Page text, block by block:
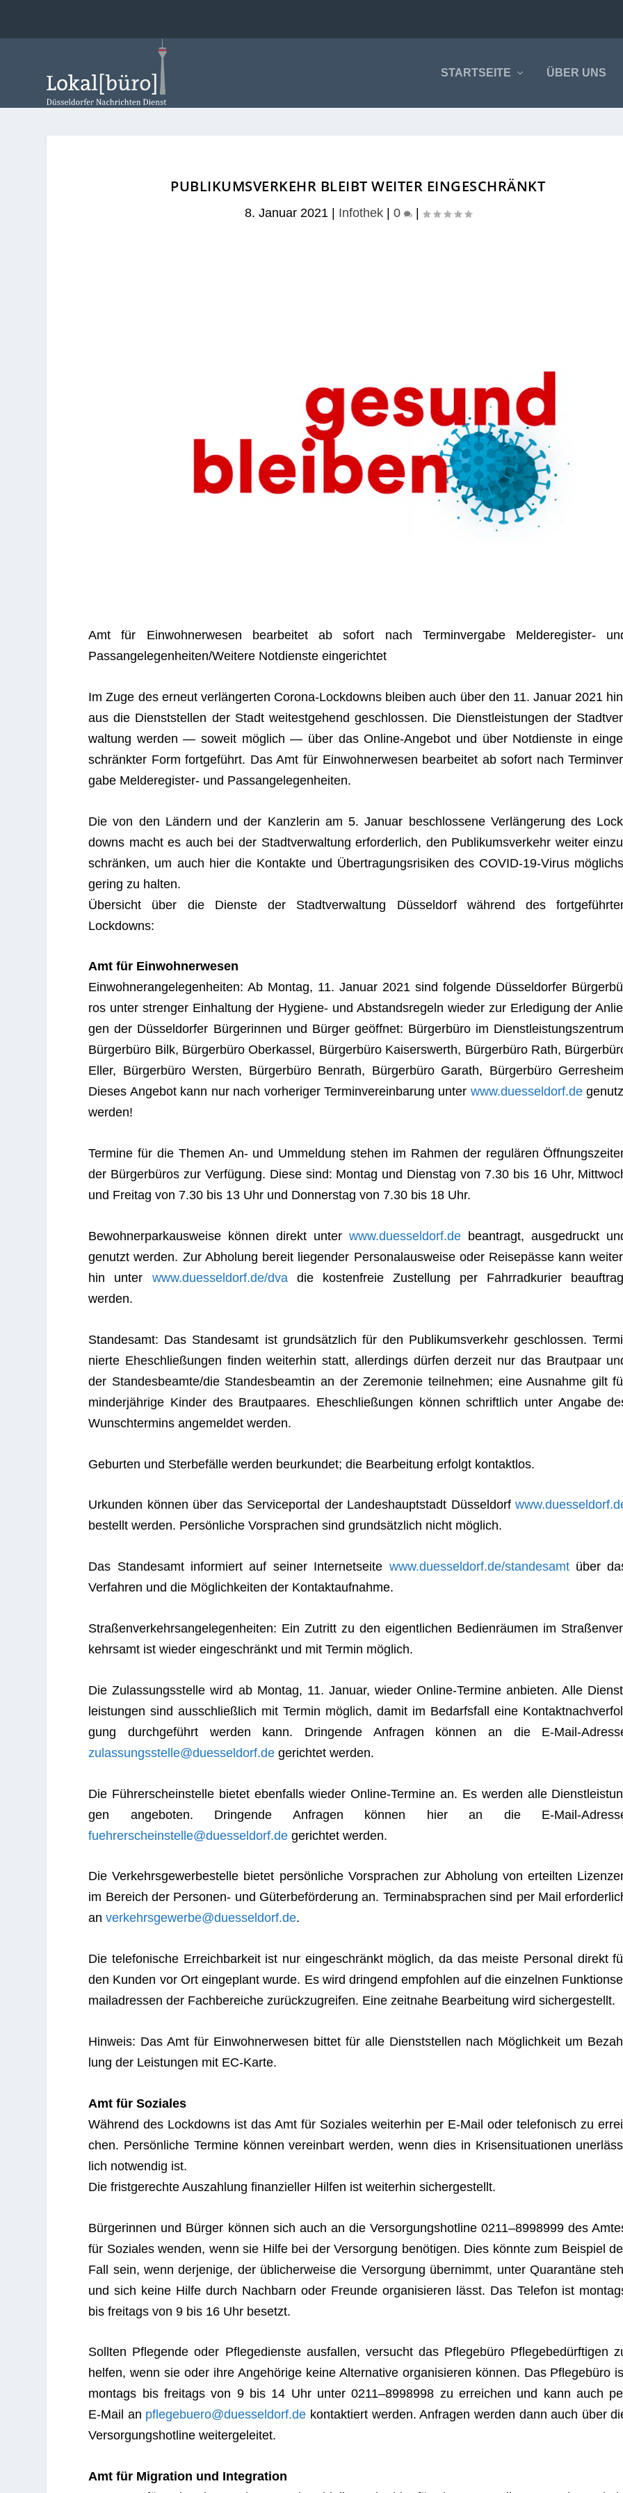
STARTSEITE ÜBER UNS
PUBLIKUMSVERKEHR BLEIBT WEITER EINGESCHRÄNKT
8. Januar 2021| Infothek| 0 |
Amt für Ein­woh­ner­we­sen bear­bei­tet ab sofort nach Ter­min­ver­gabe Mel­de­re­gis­ter-
Passangelegenheiten/Weitere Not­dienste eingerichtet
Im Zuge des erneut ver­län­ger­ten Corona-Lock­downs blei­ben auch über den 11. Januar 2021
aus die Dienst­stel­len der Stadt wei­test­ge­hend geschlos­sen. Die Dienst­leis­tun­gen der
wal­tung wer­den — soweit mög­lich — über das Online-Ange­bot und über Not­dienste in
schränk­ter Form fort­ge­führt. Das Amt für Ein­woh­ner­we­sen bear­bei­tet ab sofort nach
gabe Mel­de­re­gis­ter- und Passangelegenheiten.
Die von den Län­dern und der Kanz­le­rin am 5. Januar beschlos­sene Ver­län­ge­rung des
downs macht es auch bei der Stadt­ver­wal­tung erfor­der­lich, den Publi­kums­ver­kehr wei­ter
schrän­ken, um auch hier die Kon­takte und Über­tra­gungs­ri­si­ken des COVID-19-Virus
gering zu halten.
Über­sicht über die Dienste der Stadt­ver­wal­tung Düs­sel­dorf wäh­rend des
Lockdowns:
Amt für Einwohnerwesen
Ein­woh­ner­an­ge­le­gen­hei­ten: Ab Mon­tag, 11. Januar 2021 sind fol­gende Düs­sel­dor­fer
ros unter stren­ger Ein­hal­tung der Hygiene- und Abstands­re­geln wie­der zur Erle­di­gung der
gen der Düs­sel­dor­fer Bür­ge­rin­nen und Bür­ger geöff­net: Bür­ger­büro im
Bür­ger­büro Bilk, Bür­ger­büro Ober­kas­sel, Bür­ger­büro Kai­sers­werth, Bür­ger­büro Rath,
Eller, Bür­ger­büro Wers­ten, Bür­ger­büro Ben­rath, Bür­ger­büro Garath, Bür­ger­büro
Die­ses Ange­bot kann nur nach vor­he­ri­ger Ter­min­ver­ein­ba­rung unter www.duesseldorf.de
werden!
Ter­mine für die The­men An- und Ummel­dung ste­hen im Rah­men der regu­lä­ren
der Bür­ger­bü­ros zur Ver­fü­gung. Diese sind: Mon­tag und Diens­tag von 7.30 bis 16 Uhr,
und Frei­tag von 7.30 bis 13 Uhr und Don­ners­tag von 7.30 bis 18 Uhr.
Bewoh­ner­park­aus­weise kön­nen direkt unterwww.duesseldorf.de bean­tragt, aus­ge­druckt
genutzt wer­den. Zur Abho­lung bereit lie­gen­der Per­so­nal­aus­weise oder Rei­se­pässe kann
hin unter www.duesseldorf.de/dva die kos­ten­freie Zustel­lung per Fahr­rad­ku­rier
werden.
Stan­des­amt: Das Stan­des­amt ist grund­sätz­lich für den Publi­kums­ver­kehr geschlos­sen.
nierte Ehe­schlie­ßun­gen fin­den wei­ter­hin statt, aller­dings dür­fen der­zeit nur das Braut­paar
der Standesbeamte/die Stan­des­be­am­tin an der Zere­mo­nie teil­neh­men; eine Aus­nahme gilt
min­der­jäh­rige Kin­der des Braut­paa­res. Ehe­schlie­ßun­gen kön­nen schrift­lich unter Angabe
Wunsch­ter­mins ange­mel­det werden.
Gebur­ten und Ster­be­fälle wer­den beur­kun­det; die Bear­bei­tung erfolgt kontaktlos.
Urkun­den kön­nen über das Ser­vice­por­tal der Lan­des­haupt­stadt Düs­sel­dorf
bestellt wer­den. Per­sön­li­che Vor­spra­chen sind grund­sätz­lich nicht möglich.
Das Stan­des­amt infor­miert auf sei­ner Inter­net­seite www.duesseldorf.de/standesamtüber
Ver­fah­ren und die Mög­lich­kei­ten der Kontaktaufnahme.
Stra­ßen­ver­kehrs­an­ge­le­gen­hei­ten: Ein Zutritt zu den eigent­li­chen Bedien­räu­men im
kehrs­amt ist wie­der ein­ge­schränkt und mit Ter­min möglich.
Die Zulas­sungs­stelle wird ab Mon­tag, 11. Januar, wie­der Online-Ter­mine anbie­ten. Alle
leis­tun­gen sind aus­schließ­lich mit Ter­min mög­lich, damit im Bedarfs­fall eine
gung durch­ge­führt wer­den kann. Drin­gende Anfra­gen kön­nen an die E‑Mail-
zulassungsstelle@duesseldorf.de gerich­tet werden.
Die Füh­rer­schein­stelle bie­tet eben­falls wie­der Online-Ter­mine an. Es wer­den alle
gen ange­bo­ten. Drin­gende Anfra­gen kön­nen hier an die E‑Mail-
fuehrerscheinstelle@duesseldorf.de gerich­tet werden.
Die Ver­kehrs­ge­wer­be­stelle bie­tet per­sön­li­che Vor­spra­chen zur Abho­lung von erteil­ten
im Bereich der Per­so­nen- und Güter­be­för­de­rung an. Ter­min­ab­spra­chen sind per Mail
anverkehrsgewerbe@duesseldorf.de.
Die tele­fo­ni­sche Erreich­bar­keit ist nur ein­ge­schränkt mög­lich, da das meiste Per­so­nal direkt
den Kun­den vor Ort ein­ge­plant wurde. Es wird drin­gend emp­foh­len auf die ein­zel­nen
mail­adres­sen der Fach­be­rei­che zurück­zu­grei­fen. Eine zeit­nahe Bear­bei­tung wird sichergestellt.
Hin­weis: Das Amt für Ein­woh­ner­we­sen bit­tet für alle Dienst­stel­len nach Mög­lich­keit um
lung der Leis­tun­gen mit EC-Karte.
Amt für Soziales
Wäh­rend des Lock­downs ist das Amt für Sozia­les wei­ter­hin per E‑Mail oder tele­fo­nisch zu
chen. Per­sön­li­che Ter­mine kön­nen ver­ein­bart wer­den, wenn dies in Kri­sen­si­tua­tio­nen
lich not­wen­dig ist.
Die frist­ge­rechte Aus­zah­lung finan­zi­el­ler Hil­fen ist wei­ter­hin sichergestellt.
Bür­ge­rin­nen und Bür­ger kön­nen sich auch an die Ver­sor­gungs­hot­line 0211–8998999 des
für Sozia­les wen­den, wenn sie Hilfe bei der Ver­sor­gung benö­ti­gen. Dies könnte zum Bei­spiel
Fall sein, wenn der­je­nige, der übli­cher­weise die Ver­sor­gung über­nimmt, unter Qua­ran­täne
und sich keine Hilfe durch Nach­barn oder Freunde orga­ni­sie­ren lässt. Das Tele­fon ist
bis frei­tags von 9 bis 16 Uhr besetzt.
Soll­ten Pfle­gende oder Pfle­ge­dienste aus­fal­len, ver­sucht das Pfle­ge­büro Pfle­ge­be­dürf­ti­gen
hel­fen, wenn sie oder ihre Ange­hö­rige keine Alter­na­tive orga­ni­sie­ren kön­nen. Das Pfle­ge­büro
mon­tags bis frei­tags von 9 bis 14 Uhr unter 0211–8998998 zu errei­chen und kann auch
E‑Mail an pflegebuero@duesseldorf.de kon­tak­tiert wer­den. Anfra­gen wer­den dann auch über
Ver­sor­gungs­hot­line weitergeleitet.
Amt für Migra­tion und Integration